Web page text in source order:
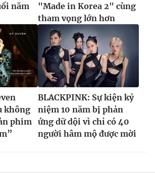
năm
"Made in Korea 2" cùng
tham vọng lớn hơn
không
phim
BLACKPINK: Sự kiện kỷ
niệm 10 năm bị phản
ứng dữ dội vì chỉ có 40
người hâm mộ được mời